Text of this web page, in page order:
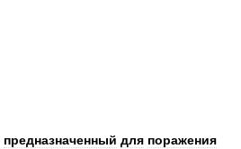
предназначенный для поражения